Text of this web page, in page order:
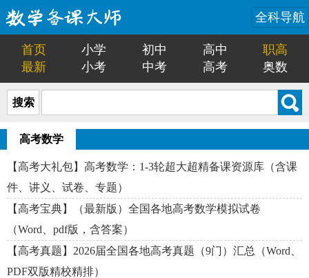
全科导航
首页 小学 初中 高中
职高
最新
小考 中考 高考 奥数
搜索
高考数学
【高考大礼包】高考数学：1-3轮超大超精备课资源库（含课
件、讲义、试卷、专题）
【高考宝典】（最新版）全国各地高考数学模拟试卷
（Word、pdf版，含答案）
【高考真题】2026届全国各地高考真题（9门）汇总（Word、
PDF双版精校精排）